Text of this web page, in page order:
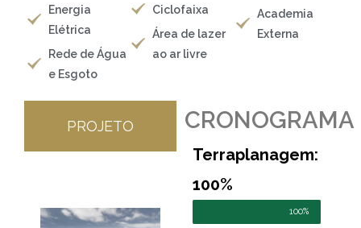
Energia
Elétrica
Rede de Água
e Esgoto
Ciclofaixa
Área de lazer
ao ar livre
Academia
Externa
PROJETO CRONOGRAMA
Terraplanagem:
100%
100%